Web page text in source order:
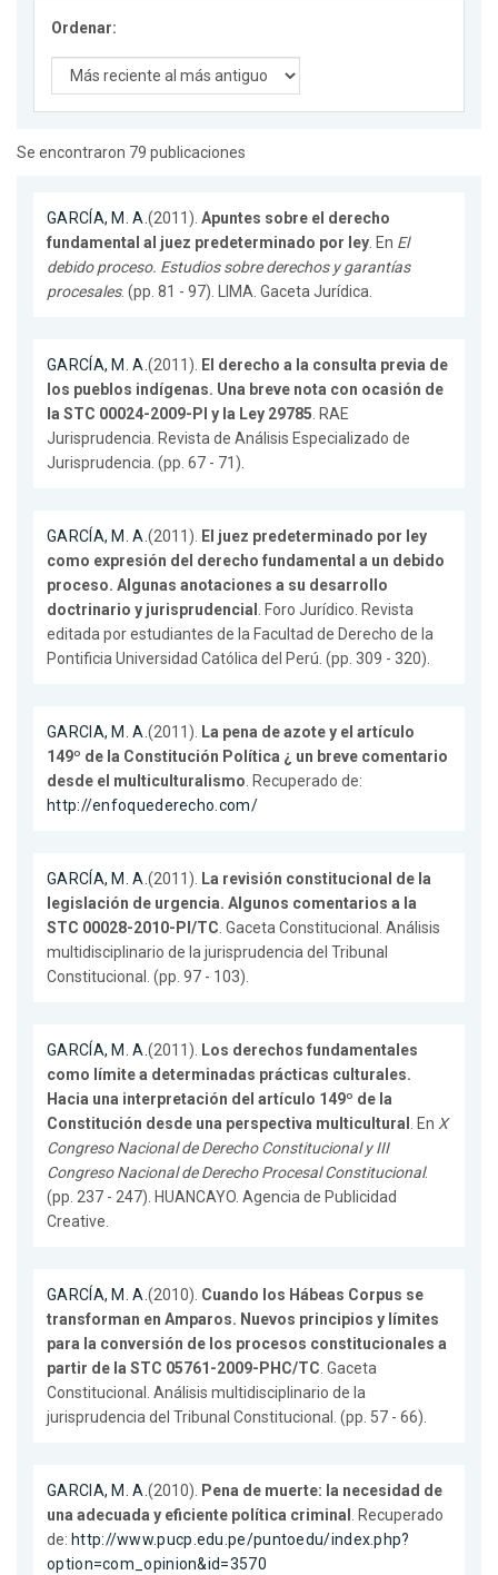
Ordenar:
Se encontraron 79 publicaciones
GARCÍA, M. A.(2011). Apuntes sobre el derecho
fundamental al juez predeterminado por ley. En El
debido proceso. Estudios sobre derechos y garantías
procesales. (pp. 81 - 97). LIMA. Gaceta Jurídica.
GARCÍA, M. A.(2011). El derecho a la consulta previa de
los pueblos indígenas. Una breve nota con ocasión de
la STC 00024-2009-PI y la Ley 29785. RAE
Jurisprudencia. Revista de Análisis Especializado de
Jurisprudencia. (pp. 67 - 71).
GARCÍA, M. A.(2011). El juez predeterminado por ley
como expresión del derecho fundamental a un debido
proceso. Algunas anotaciones a su desarrollo
doctrinario y jurisprudencial . Foro Jurídico. Revista
editada por estudiantes de la Facultad de Derecho de la
Pontificia Universidad Católica del Perú. (pp. 309 - 320).
GARCIA, M. A.(2011). La pena de azote y el artículo
149º de la Constitución Política ¿ un breve comentario
desde el multiculturalismo. Recuperado de:
http://enfoquederecho.com/
GARCÍA, M. A.(2011). La revisión constitucional de la
legislación de urgencia. Algunos comentarios a la
STC 00028-2010-PI/TC. Gaceta Constitucional. Análisis
multidisciplinario de la jurisprudencia del Tribunal
Constitucional. (pp. 97 - 103).
GARCÍA, M. A.(2011). Los derechos fundamentales
como límite a determinadas prácticas culturales.
Hacia una interpretación del artículo 149º de la
Constitución desde una perspectiva multicultural . En X
Congreso Nacional de Derecho Constitucional y III
Congreso Nacional de Derecho Procesal Constitucional.
(pp. 237 - 247). HUANCAYO. Agencia de Publicidad
Creative.
GARCÍA, M. A.(2010). Cuando los Hábeas Corpus se
transforman en Amparos. Nuevos principios y límites
para la conversión de los procesos constitucionales a
partir de la STC 05761-2009-PHC/TC. Gaceta
Constitucional. Análisis multidisciplinario de la
jurisprudencia del Tribunal Constitucional. (pp. 57 - 66).
GARCIA, M. A.(2010). Pena de muerte: la necesidad de
una adecuada y eficiente política criminal . Recuperado
de: http://www.pucp.edu.pe/puntoedu/index.php?
option=com_opinion&id=3570